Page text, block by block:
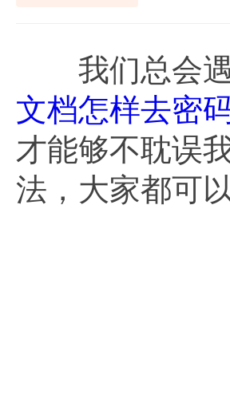
我们总会遇
文档怎样去密
才能够不耽误
法，大家都可